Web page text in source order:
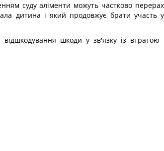
суду аліменти можуть частково
дитина і який продовжує брати участь у
шкоди у зв'язку із втратою